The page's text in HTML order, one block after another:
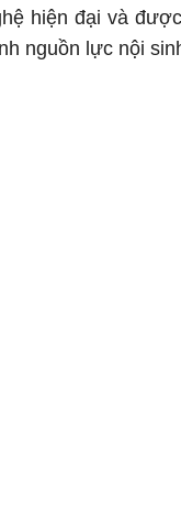
hiện đại và
nguồn lực nội